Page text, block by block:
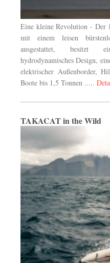
Eine kleine Revolution - Der
mit einem leisen
ausgestattet, besitzt
hydrodynamisches Design,
elektrischer Außenborder,
Boote bis 1,5 Tonnen .....
TAKACAT in the Wild